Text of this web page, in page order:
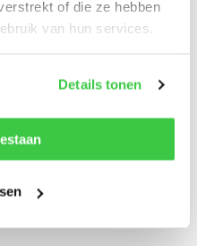
of die ze hebben
van hun services.
Details tonen